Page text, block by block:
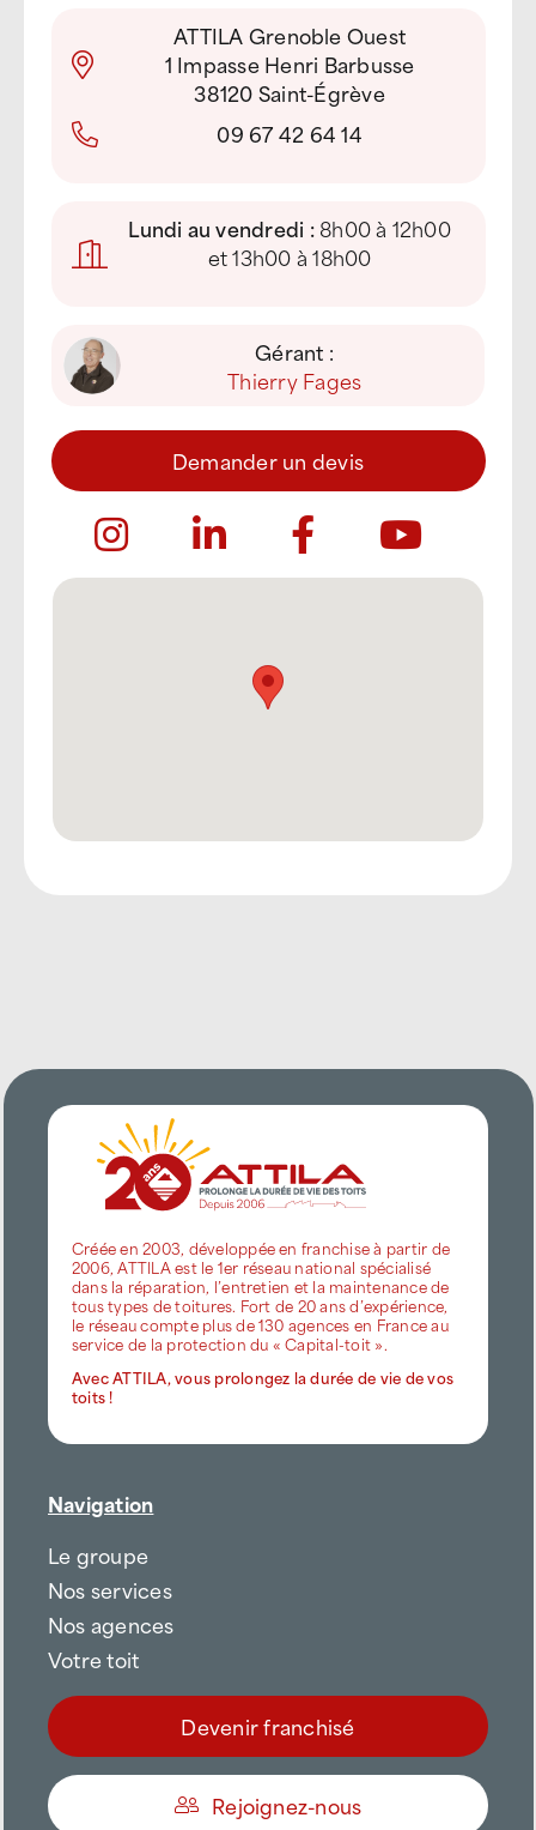
ATTILA Grenoble Ouest
1 Impasse Henri Barbusse
38120 Saint-Égrève
09 67 42 64 14
Lundi au vendredi :8h00 à 12h00
et 13h00 à 18h00
Gérant :
Thierry Fages
Demander un devis
Créée en 2003, développée en franchise à partir de
2006, ATTILA est le 1er réseau national spécialisé
dans la réparation, l’entretien et la maintenance de
tous types de toitures. Fort de 20 ans d’expérience,
le réseau compte plus de 130 agences en France au
service de la protection du « Capital-toit ».
Avec ATTILA, vous prolongez la durée de vie de vos
toits !
Navigation
Le groupe
Nos services
Nos agences
Votre toit
Devenir franchisé
Rejoignez-nous